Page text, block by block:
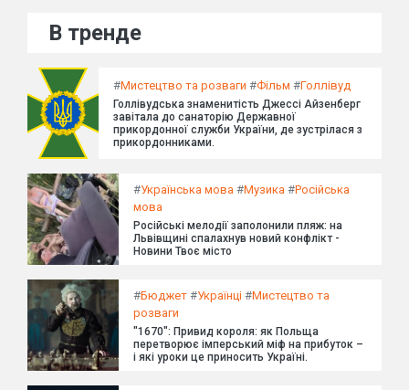
В тренде
#Мистецтво та розваги #Фільм #Голлівуд
Голлівудська знаменитість Джессі Айзенберг
завітала до санаторію Державної
прикордонної служби України, де зустрілася з
прикордонниками.
#Українська мова #Музика #Російська
мова
Російські мелодії заполонили пляж: на
Львівщині спалахнув новий конфлікт -
Новини Твоє місто
#Бюджет #Українці #Мистецтво та
розваги
"1670": Привид короля: як Польща
перетворює імперський міф на прибуток –
і які уроки це приносить Україні.